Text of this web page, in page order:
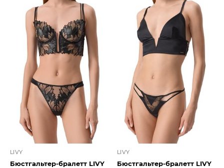
LIVY
Бюстгальтер-бралетт LIVY
LIVY
Бюстгальтер-бралетт LIVY